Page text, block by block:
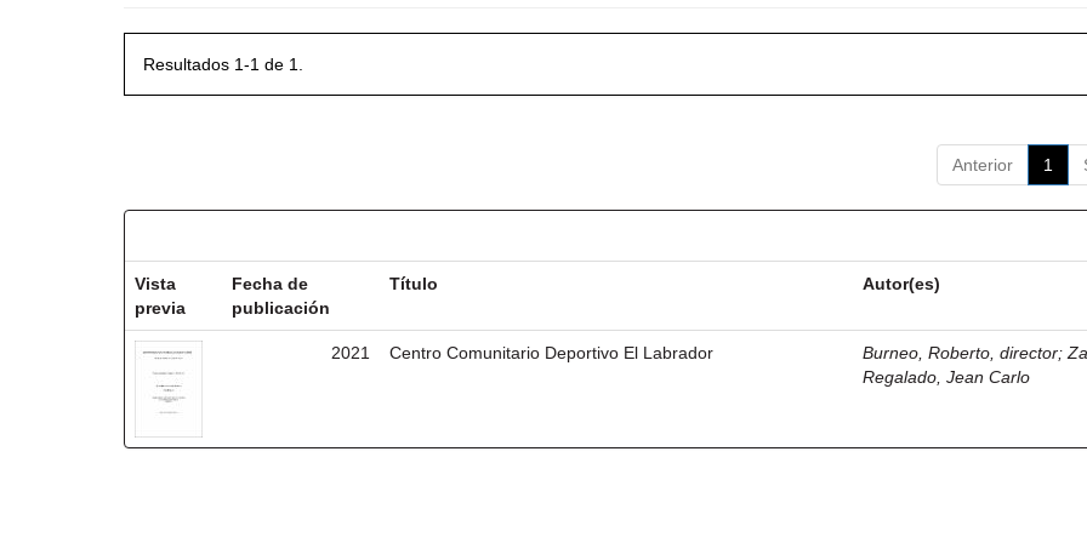
Resultados 1-1 de 1.
Anterior 1
Vista
previa
Fecha de
publicación
Título Autor(es)
2021 Centro Comunitario Deportivo El Labrador Burneo, Roberto, director;
Regalado, Jean Carlo